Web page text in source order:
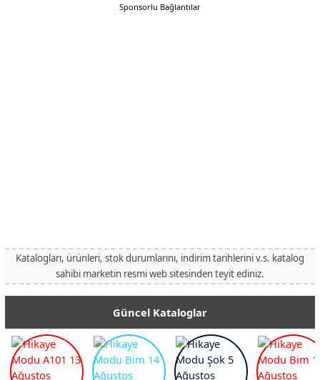
Sponsorlu Bağlantılar
Katalogları, ürünleri, stok durumlarını, indirim tarihlerini v.s. katalog
sahibi marketin resmi web sitesinden teyit ediniz.
Güncel Kataloglar